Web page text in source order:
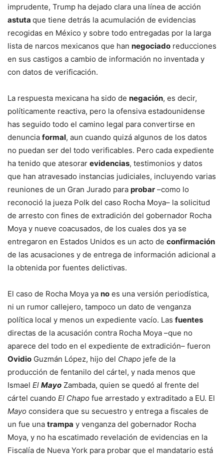
imprudente, Trump ha dejado clara una línea de acción
astuta que tiene detrás la acumulación de evidencias
recogidas en México y sobre todo entregadas por la larga
lista de narcos mexicanos que han negociado reducciones
en sus castigos a cambio de información no inventada y
con datos de verificación.
La respuesta mexicana ha sido de negación, es decir,
políticamente reactiva, pero la ofensiva estadounidense
has seguido todo el camino legal para convertirse en
denuncia formal, aun cuando quizá algunos de los datos
no puedan ser del todo verificables. Pero cada expediente
ha tenido que atesorar evidencias, testimonios y datos
que han atravesado instancias judiciales, incluyendo varias
reuniones de un Gran Jurado para probar –como lo
reconoció la jueza Polk del caso Rocha Moya– la solicitud
de arresto con fines de extradición del gobernador Rocha
Moya y nueve coacusados, de los cuales dos ya se
entregaron en Estados Unidos es un acto de confirmación
de las acusaciones y de entrega de información adicional a
la obtenida por fuentes delictivas.
El caso de Rocha Moya ya no es una versión periodística,
ni un rumor callejero, tampoco un dato de venganza
política local y menos un expediente vacío. Las fuentes
directas de la acusación contra Rocha Moya –que no
aparece del todo en el expediente de extradición– fueron
Ovidio Guzmán López, hijo del Chapo jefe de la
producción de fentanilo del cártel, y nada menos que
Ismael El Mayo Zambada, quien se quedó al frente del
cártel cuando El Chapo fue arrestado y extraditado a EU. El
Mayo considera que su secuestro y entrega a fiscales de
un fue una trampa y venganza del gobernador Rocha
Moya, y no ha escatimado revelación de evidencias en la
Fiscalía de Nueva York para probar que el mandatario está